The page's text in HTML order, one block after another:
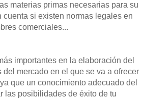
materias primas necesarias para su
cuenta si existen normas legales en
comerciales...
importantes en la elaboración del
del mercado en el que se va a ofrecer
que un conocimiento adecuado del
las posibilidades de éxito de tu